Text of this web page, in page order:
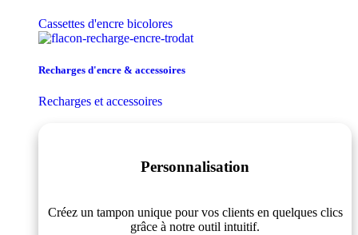
Cassettes d'encre bicolores
Recharges d'encre & accessoires
Recharges et accessoires
Personnalisation
Créez un tampon unique pour vos clients en quelques clics
grâce à notre outil intuitif.